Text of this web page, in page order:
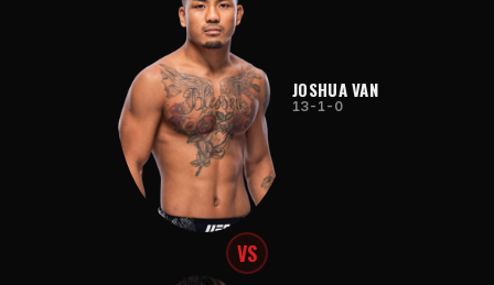
JOSHUA VAN
13-1-0
VS